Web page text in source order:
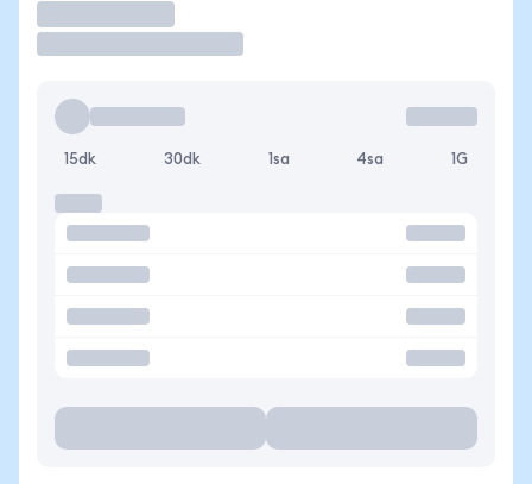
15dk 30dk 1sa 4sa 1G